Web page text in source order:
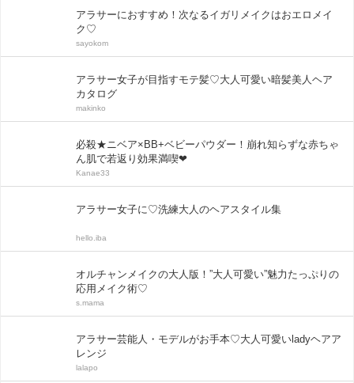
アラサーにおすすめ！次なるイガリメイクはおエロメイ
ク♡
sayokom
アラサー女子が目指すモテ髪♡大人可愛い暗髪美人ヘア
カタログ
makinko
必殺★ニベア×BB+ベビーパウダー！崩れ知らずな赤ちゃ
ん肌で若返り効果満喫❤
Kanae33
アラサー女子に♡洗練大人のヘアスタイル集
hello.iba
オルチャンメイクの大人版！”大人可愛い”魅力たっぷりの
応用メイク術♡
s.mama
アラサー芸能人・モデルがお手本♡大人可愛いladyヘアア
レンジ
lalapo